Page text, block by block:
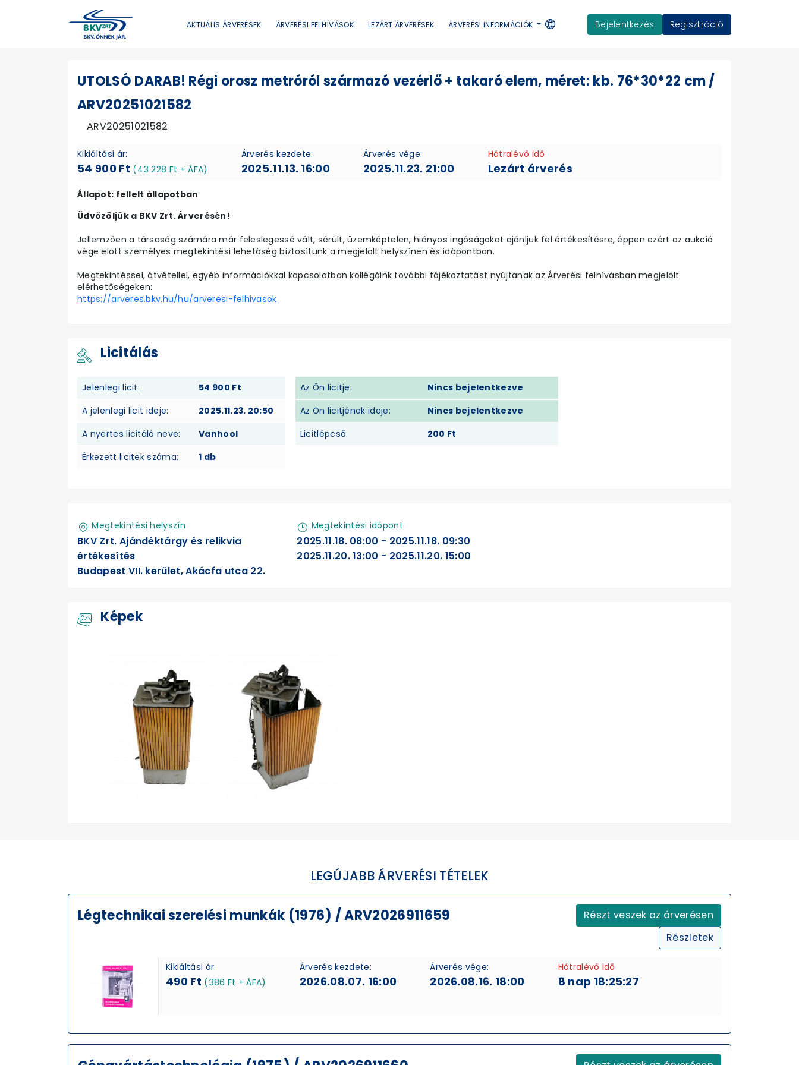
AKTUÁLIS ÁRVERÉSEK ÁRVERÉSI FELHÍVÁSOK LEZÁRT ÁRVERÉSEK ÁRVERÉSI INFORMÁCIÓK Bejelentkezés Regisztráció
UTOLSÓ DARAB! Régi orosz metróról származó vezérlő + takaró elem, méret: kb. 76*30*22 cm /
ARV20251021582
ARV20251021582
Kikiáltási ár:
54 900 Ft (43 228 Ft + ÁFA)
Árverés kezdete:
2025.11.13. 16:00
Árverés vége:
2025.11.23. 21:00
Hátralévő idő
Lezárt árverés
Állapot: fellelt állapotban
Üdvözöljük a BKV Zrt. Árverésén!
Jellemzően a társaság számára már feleslegessé vált, sérült, üzemképtelen, hiányos ingóságokat ajánljuk fel értékesítésre, éppen ezért az aukció
vége előtt személyes megtekintési lehetőség biztosítunk a megjelölt helyszínen és időpontban.
Megtekintéssel, átvétellel, egyéb információkkal kapcsolatban kollégáink további tájékoztatást nyújtanak az Árverési felhívásban megjelölt
elérhetőségeken:
https://arveres.bkv.hu/hu/arveresi-felhivasok
Licitálás
Jelenlegi licit:
54 900 Ft
A jelenlegi licit ideje:
2025.11.23. 20:50
A nyertes licitáló neve:
Vanhool
Érkezett licitek száma:
1 db
Az Ön licitje:
Nincs bejelentkezve
Az Ön licitjének ideje:
Nincs bejelentkezve
Licitlépcső:
200 Ft
Megtekintési helyszín
BKV Zrt. Ajándéktárgy és relikvia
értékesítés
Budapest VII. kerület, Akácfa utca 22.
Megtekintési időpont
2025.11.18. 08:00 - 2025.11.18. 09:30
2025.11.20. 13:00 - 2025.11.20. 15:00
Képek
LEGÚJABB ÁRVERÉSI TÉTELEK
Légtechnikai szerelési munkák (1976) / ARV2026911659
Részt veszek az árverésen
Részletek
Kikiáltási ár:
490 Ft (386 Ft + ÁFA)
Árverés kezdete:
2026.08.07. 16:00
Árverés vége:
2026.08.16. 18:00
Hátralévő idő
8 nap 18:25:26